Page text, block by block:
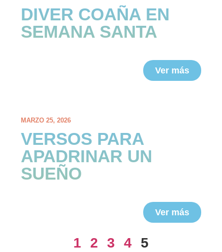
DIVER COAÑA EN
SEMANA SANTA
Ver más
MARZO 25, 2026
VERSOS PARA
APADRINAR UN
SUEÑO
Ver más
1 2 3 4 5